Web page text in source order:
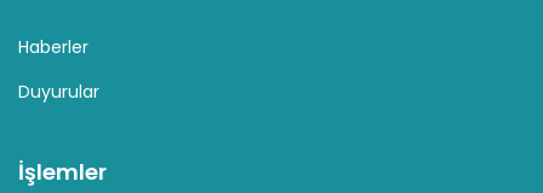
Haberler
Duyurular
İşlemler